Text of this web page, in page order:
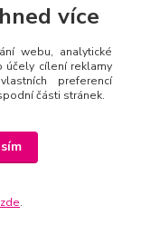
více
webu, analytické
účely cílení reklamy
preferencí
části stránek.
zde.